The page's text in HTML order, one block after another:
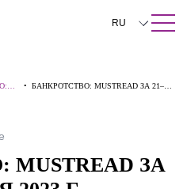
Закрыть
RU
中文
•БАНКРОТСТВО: MUSTREAD ЗА 21–27
ЗА